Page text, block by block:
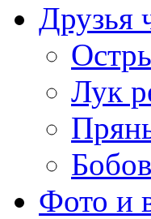
Друзья
Лук
Фото и